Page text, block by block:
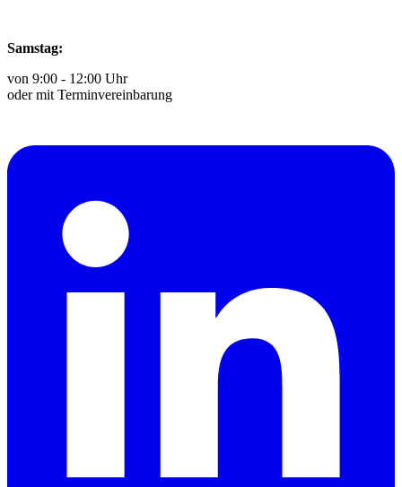
Samstag:
von 9:00 - 12:00 Uhr
oder mit Terminvereinbarung